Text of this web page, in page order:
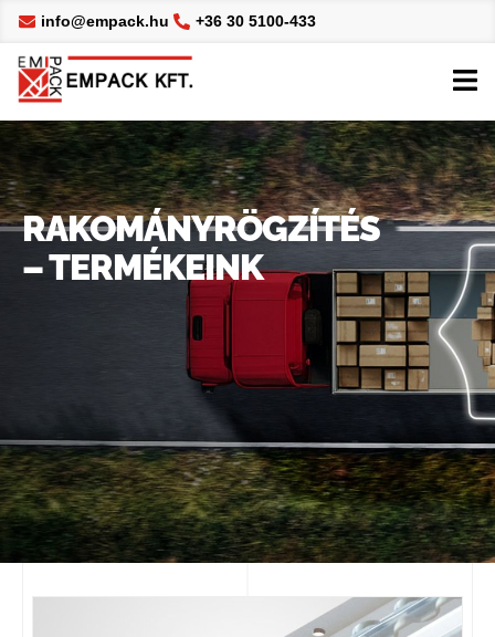
info@empack.hu +36 30 5100-433
RAKOMÁNYRÖGZÍTÉS
– TERMÉKEINK